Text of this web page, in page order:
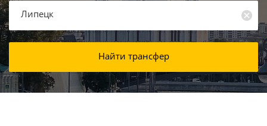
Липецк
Найти трансфер